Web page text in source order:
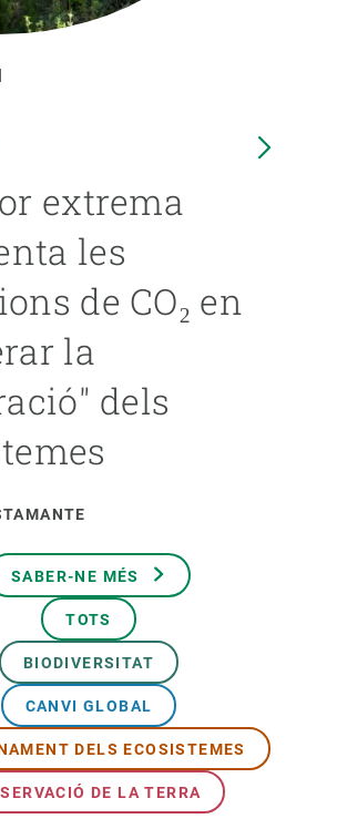
extrema
les
de CO₂ en
la
dels
SABER-NE MÉS
TOTS
BIODIVERSITAT
CANVI GLOBAL
DELS ECOSISTEMES
DE LA TERRA